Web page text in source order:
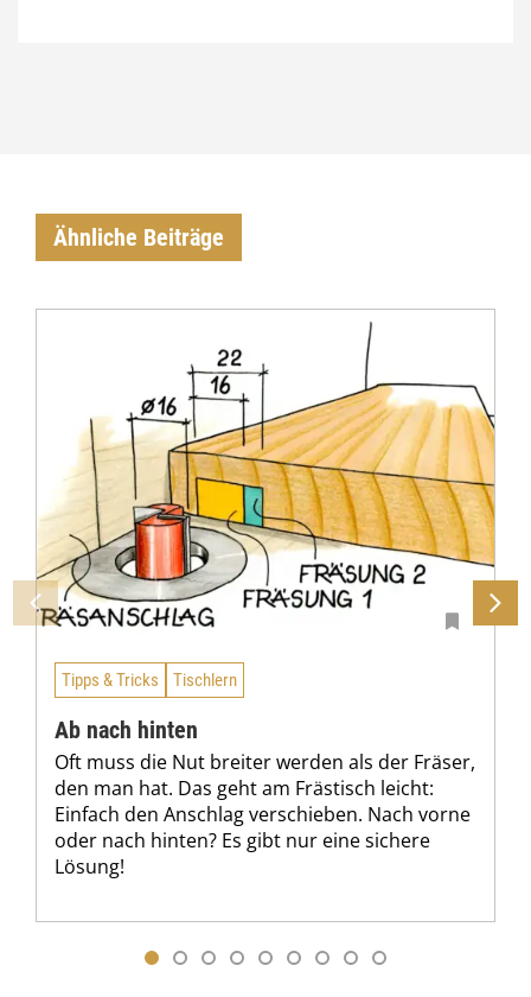
Ähnliche Beiträge
Tipps & Tricks Tischlern
Ab nach hinten
Oft muss die Nut breiter werden als der Fräser,
den man hat. Das geht am Frästisch leicht:
Einfach den Anschlag verschieben. Nach vorne
oder nach hinten? Es gibt nur eine sichere
Lösung!